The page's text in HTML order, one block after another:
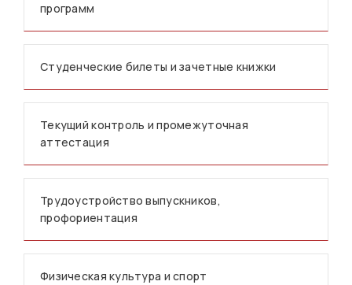
программ
Студенческие билеты и зачетные книжки
Текущий контроль и промежуточная
аттестация
Трудоустройство выпускников,
профориентация
Физическая культура и спорт